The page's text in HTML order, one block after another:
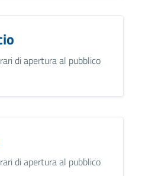
di apertura al pubblico
di apertura al pubblico